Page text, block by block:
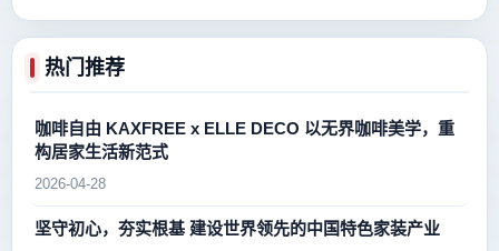
热门推荐
咖啡自由 KAXFREE x ELLE DECO 以无界咖啡美学，重
构居家生活新范式
2026-04-28
坚守初心，夯实根基 建设世界领先的中国特色家装产业